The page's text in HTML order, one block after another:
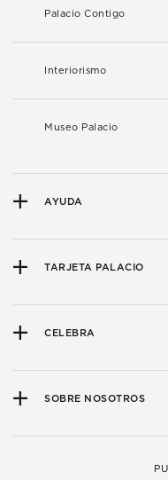
Palacio Contigo
Interiorismo
Museo Palacio
AYUDA
TARJETA PALACIO
CELEBRA
SOBRE NOSOTROS